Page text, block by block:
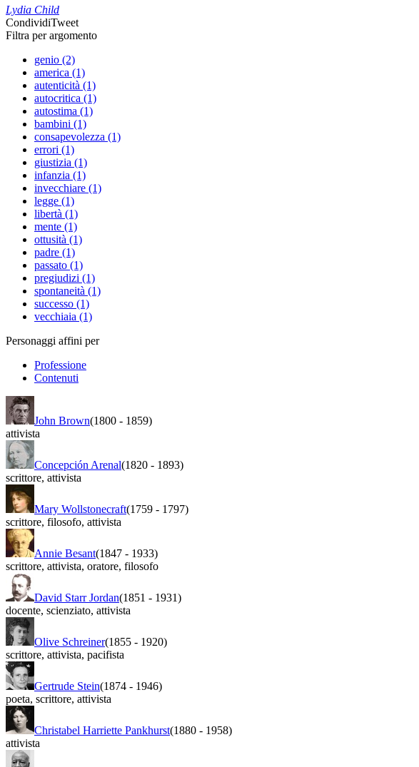
Lydia Child
CondividiTweet
Filtra per argomento
genio (2)
america (1)
autenticità (1)
autocritica (1)
autostima (1)
bambini (1)
consapevolezza (1)
errori (1)
giustizia (1)
infanzia (1)
invecchiare (1)
legge (1)
libertà (1)
mente (1)
ottusità (1)
padre (1)
passato (1)
pregiudizi (1)
spontaneità (1)
successo (1)
vecchiaia (1)
Personaggi affini per
Professione
Contenuti
John Brown(1800 - 1859)
attivista
Concepción Arenal(1820 - 1893)
scrittore, attivista
Mary Wollstonecraft(1759 - 1797)
scrittore, filosofo, attivista
Annie Besant(1847 - 1933)
scrittore, attivista, oratore, filosofo
David Starr Jordan(1851 - 1931)
docente, scienziato, attivista
Olive Schreiner(1855 - 1920)
scrittore, attivista, pacifista
Gertrude Stein(1874 - 1946)
poeta, scrittore, attivista
Christabel Harriette Pankhurst(1880 - 1958)
attivista